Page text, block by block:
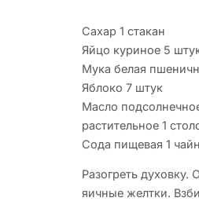
Сахар 1 стакан
Яйцо куриное 5
Мука белая
Яблоко 7 штук
Масло
растительное 1
Сода пищевая 1
Разогреть духовку.
яичные желтки.